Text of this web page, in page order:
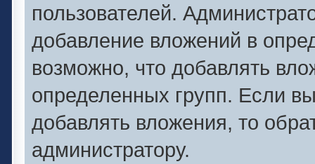
пользователей.
добавление вложений в
возможно, что добавлять
определенных групп. Если
добавлять вложения, то
администратору.